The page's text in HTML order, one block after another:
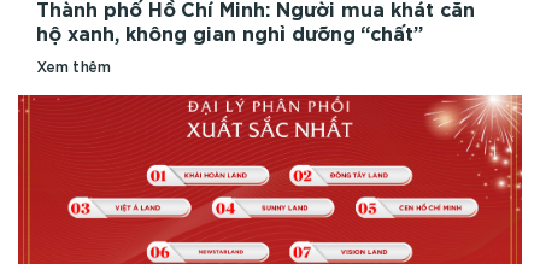
Thành phố Hồ Chí Minh: Người mua khát căn
hộ xanh, không gian nghỉ dưỡng “chất”
Xem thêm